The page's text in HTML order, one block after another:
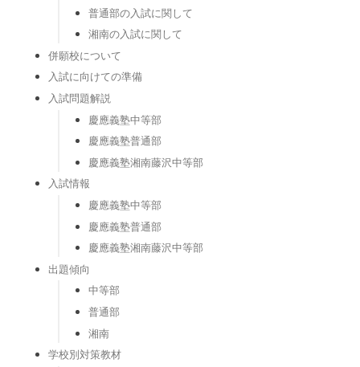
普通部の入試に関して
湘南の入試に関して
併願校について
入試に向けての準備
入試問題解説
慶應義塾中等部
慶應義塾普通部
慶應義塾湘南藤沢中等部
入試情報
慶應義塾中等部
慶應義塾普通部
慶應義塾湘南藤沢中等部
出題傾向
中等部
普通部
湘南
学校別対策教材